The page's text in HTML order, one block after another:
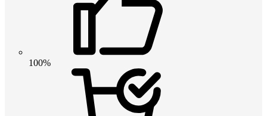
100%